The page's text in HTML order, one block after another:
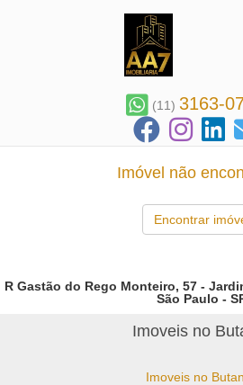
(11) 3163-
Imóvel não
Encontrar
R Gastão do Rego Monteiro, 57 -
São Paulo -
Imoveis no
Imoveis no